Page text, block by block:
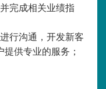
完成相关业绩指
行沟通，开发新客
供专业的服务；